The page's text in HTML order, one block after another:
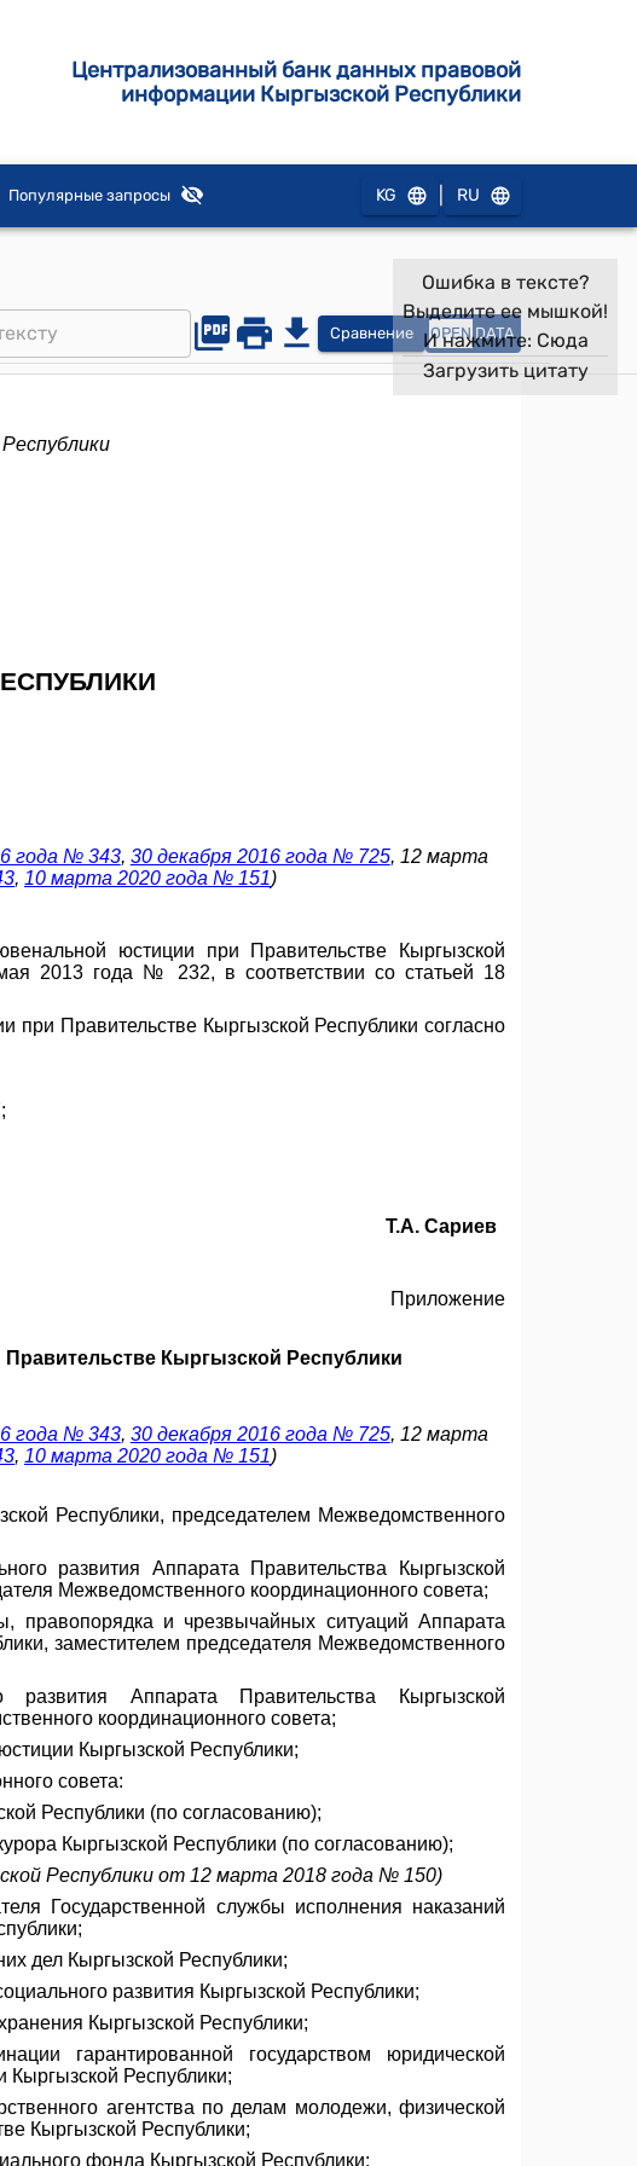
Централизованный банк данных правовой
информации Кыргызской Республики
Популярные запросы KG RU
Сравнение OPEN DATA
Ошибка в тексте?
Выделите ее мышкой!
И нажмите: Сюда
Загрузить цитату